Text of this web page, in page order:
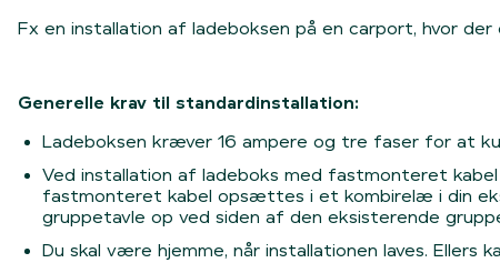
Fx en installation af ladeboksen på en carport, hvor
Generelle krav til standardinstallation:
Ladeboksen kræver 16 ampere og tre faser for at
Ved installation af ladeboks med fastmonteret
fastmonteret kabel opsættes i et kombirelæ i din
gruppetavle op ved siden af den eksisterende
Du skal være hjemme, når installationen laves.